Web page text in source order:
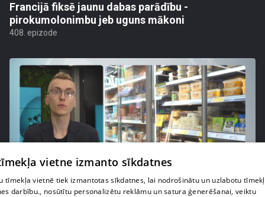
Francijā fiksē jaunu dabas parādību -
pirokumolonimbu jeb uguns mākoni
408. epizode
pirms 1 nedēļas, 1 dienas 00:03:37
vietne izmanto sīkdatnes
tīmekļa vietnē tiek izmantotas sīkdatnes, lai nodrošinātu un uzlabotu
darbību., nosūtītu personalizētu reklāmu un satura ģenerēšanai, veiktu